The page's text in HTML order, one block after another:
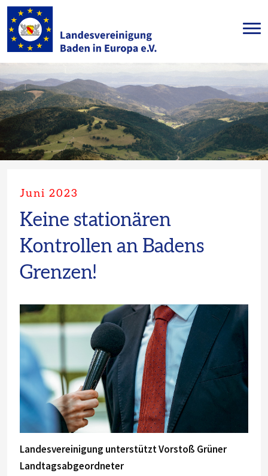
Juni 2023
Keine stationären
Kontrollen an Badens
Grenzen!
Landesvereinigung unterstützt Vorstoß Grüner
Landtagsabgeordneter